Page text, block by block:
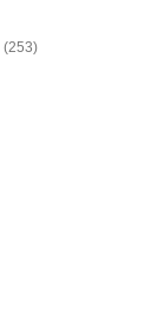
(253)